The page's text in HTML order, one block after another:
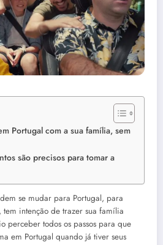
Portugal com a sua família, sem
são precisos para tomar a
se mudar para Portugal, para
intenção de trazer sua família
perceber todos os passos para que
em Portugal quando já tiver seus